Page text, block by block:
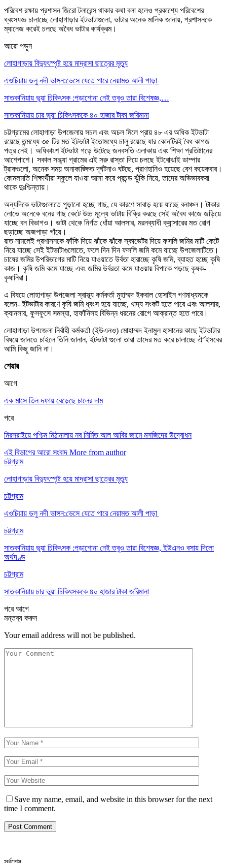
পরিবেশ রক্ষায় প্রশাসন জিরো টলারেন্স থাকার কথা বলা হলেও প্রকাশ্যে পরিবেশের
ধ্বংসযজ্ঞ চালাচ্ছে লোহাগাড়ার ইটভাটাগুলো, ভাটার অনেক মালিক জানায়, প্রশাসনকে
ম্যানেজ করেই চলছে অবৈধ ভাটার কার্যক্রম।
আরো পড়ুন
লোহাগাড়ায় বিদ্যুৎস্পৃষ্ট হয়ে মাদ্রাসা ছাত্রের মৃত্যু
এওচিয়ায় ডলু নদী ভাঙ্গন:ভেসে যেতে পারে নেয়ামত আলী পাড়া
সাতকানিয়ায় ভূয়া চিকিৎসক :পড়াশোনা নেই তবুও তারা বিশেষজ্ঞ,…
সাতকানিয়ায় চার ভুয়া চিকিৎসককে ৪০ হাজার টাকা জরিমানা
চট্টগ্রামের লোহাগাড়া উপজেলায় সচল এবং অচল মিলে প্রায় ৪৮ এর অধিক ইটভাটা
রয়েছে তন্মধ্যে ৩৫ টির মত ইটভাটা ইতোমধ্যে চালু রয়েছে যার কোনটিরই বৈধ কাগজ
পত্র নেই। অধিকাংশ ইটভাটা গড়ে উটেছে জনবসতি এলাকায় এবং শিক্ষা প্রতিষ্টানের
আশেপাশে। সকাল সন্ধ্যা গ্রামের এই সরু রাস্তা দিয়ে চলছে ইটবোঝাই ডাম্পার
ট্রাকগুলো, অনেক সময় অনাকাঙ্ক্ষিত দূর্ঘটনাও ঘটছে, প্রাণহানিও হয়েছে বেশ কয়েকবার।
কোমলমতি শিক্ষার্থীরা স্কুলে যাওয়া আসা করে প্রচন্ড ঝুঁকি নিয়ে, তাদের অভিভাবকরা
থাকে দুঃশ্চিন্তায়।
অন্যদিকে ভাটাগুলোতে পুড়ানো হচ্ছে গাছ, যে কারণে সাবাড় হয়ে যাচ্ছে বনাঞ্চল। টাকার
লোভে অনেকে বনের গাছ কেটে উচ্চ মূল্যে ভাটায় বিক্রি করছে সেই অবৈধ কাজে জড়িয়ে
যাচ্ছে বন বিভাগও। ভাটা থেকে নির্গত ধোঁয়া আলসার, মরনব্যাধী ক্যান্সারের মত রোগ
ছড়াচ্ছে অজপাড়া গাঁয়ে।
রাত নামলেই প্রশাসনকে ফাঁকি দিয়ে ঝাঁকে ঝাঁকে স্কাভেটর দিয়ে ফসলি জমির মাটি কেটে
নিয়ে যাচ্ছে সেই ইটভাটাগুলোতে, ফলে দিন দিন ফসলি জমি কমে যাচ্ছে উপজেলাটিতে।
চাষের জমির উপরিভাগের মাটি নিয়ে যাওয়াতে উর্বতা হারাচ্ছে কৃষি জমি, ব্যাহত হচ্ছে কৃষি
কাজ। কৃষি জমি কমে যাচ্ছে এবং জমির উর্বরতা কমে যাওয়ায় বিপাকে পড়ছে কৃষক-
কৃষানিরা।
এ বিষয়ে লোহাগাড়া উপজেলা স্বাস্থ্য কর্মকর্তা মুহাম্মদ ইকবাল হোসাইন গণমাধ্যমকে
বলেন- ইটভাটার কারণে কৃষি জমি ধ্বংস হয়ে যাচ্ছে, খাদ্য সংকট হতে পারে এবং আলসার,
ক্যানসার, ফুসফুসে সমস্যা, হাফাঁনিসহ বিভিন্ন ধরনের রোগে আক্রান্ত হতে পারে।
লোহাগাড়া উপজেলা নির্বাহী কর্মকর্তা (ইউএনও) মোহাম্মদ ইনামুল হাসানের কাছে ইটভাটার
বিষয়ে জানতে চাইলে তিনি জানান, ইটভাটা গুলো তারা তাদের মত করে চালাচ্ছে ঐ’ইসবের
আমি কিছু জানি না।
শেয়ার
আগে
এক মাসে তিন দফায় বেড়েছে চালের দাম
পরে
মিরসরাইয়ে পশ্চিম মিঠানালায় নব নির্মিত আল আবির জামে মসজিদের উদ্বোধন
এই বিভাগের আরো সংবাদ More from author
চট্টগ্রাম
লোহাগাড়ায় বিদ্যুৎস্পৃষ্ট হয়ে মাদ্রাসা ছাত্রের মৃত্যু
চট্টগ্রাম
এওচিয়ায় ডলু নদী ভাঙ্গন:ভেসে যেতে পারে নেয়ামত আলী পাড়া
চট্টগ্রাম
সাতকানিয়ায় ভূয়া চিকিৎসক :পড়াশোনা নেই তবুও তারা বিশেষজ্ঞ, ইউএনও বসায় দিলো
অর্থদণ্ড
চট্টগ্রাম
সাতকানিয়ায় চার ভুয়া চিকিৎসককে ৪০ হাজার টাকা জরিমানা
পরেআগে
মন্তব্য করুন
Your email address will not be published.
Save my name, email, and website in this browser for the next
time I comment.